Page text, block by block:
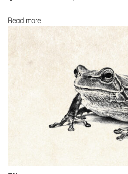
Read more